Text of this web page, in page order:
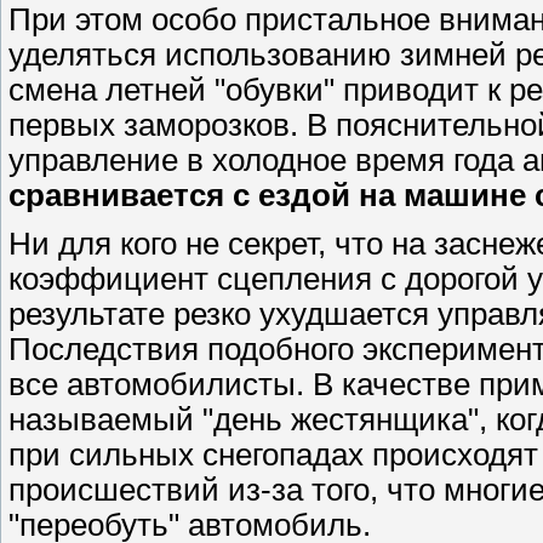
При этом особо пристальное
уделяться использованию зимней
смена летней "обувки" приводит к
первых заморозков. В
управление в холодное время
сравнивается с ездой на
Ни для кого не секрет, что на
коэффициент сцепления с дорогой
результате резко ухудшается
Последствия подобного
все автомобилисты. В качестве
называемый "день жестянщика",
при сильных снегопадах
происшествий из-за того, что
"переобуть" автомобиль.